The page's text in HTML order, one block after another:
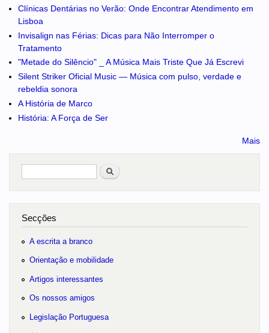
Clínicas Dentárias no Verão: Onde Encontrar Atendimento em
Lisboa
Invisalign nas Férias: Dicas para Não Interromper o
Tratamento
"Metade do Silêncio" _ A Música Mais Triste Que Já Escrevi
Silent Striker Oficial Music — Música com pulso, verdade e
rebeldia sonora
A História de Marco
História: A Força de Ser
Mais
Pesquisar
no portal
Secções
A escrita a branco
Orientação e mobilidade
Artigos interessantes
Os nossos amigos
Legislação Portuguesa